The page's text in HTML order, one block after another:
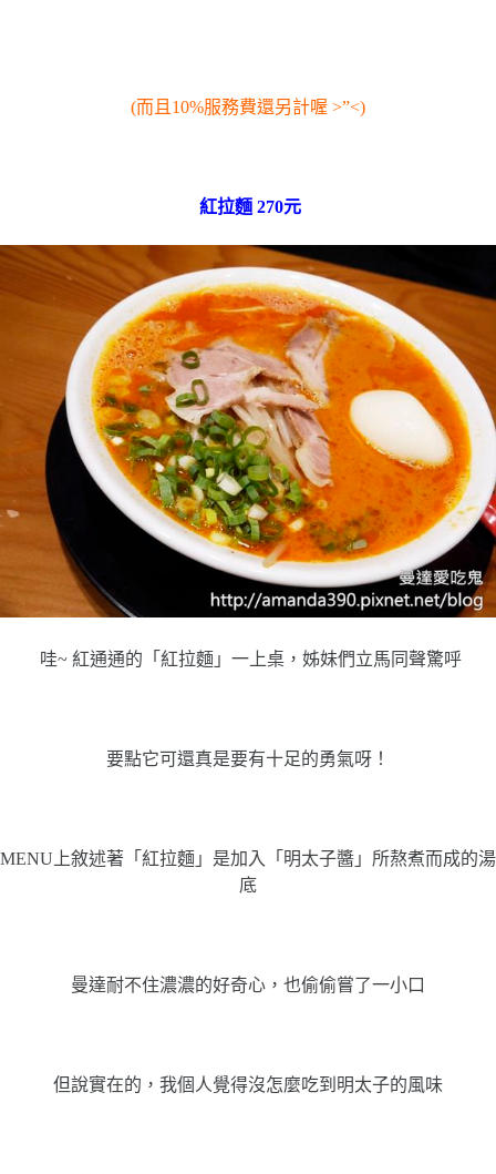
(而且10%服務費還另計喔 >”<)
紅拉麵 270元
哇~ 紅通通的「紅拉麵」一上桌，姊妹們立馬同聲驚呼
要點它可還真是要有十足的勇氣呀！
MENU上敘述著「紅拉麵」是加入「明太子醬」所熬煮而成的湯
底
曼達耐不住濃濃的好奇心，也偷偷嘗了一小口
但說實在的，我個人覺得沒怎麼吃到明太子的風味